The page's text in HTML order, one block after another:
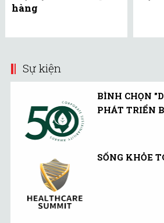
hàng
Sự kiện
BÌNH CHỌN
PHÁT TRIỂN
SỐNG KHỎE